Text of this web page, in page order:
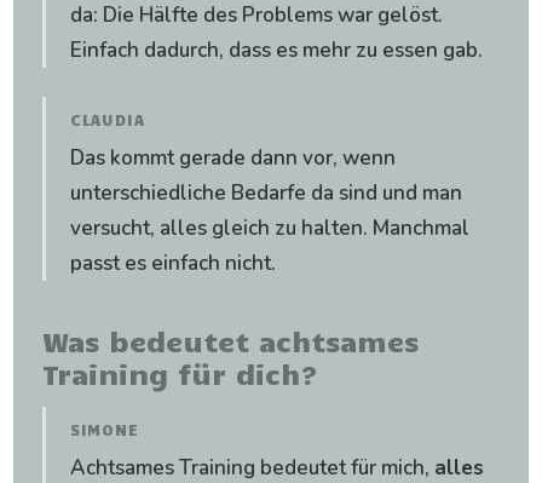
da: Die Hälfte des Problems war gelöst.
Einfach dadurch, dass es mehr zu essen gab.
CLAUDIA
Das kommt gerade dann vor, wenn
unterschiedliche Bedarfe da sind und man
versucht, alles gleich zu halten. Manchmal
passt es einfach nicht.
Was bedeutet achtsames
Training für dich?
SIMONE
Achtsames Training bedeutet für mich, alles